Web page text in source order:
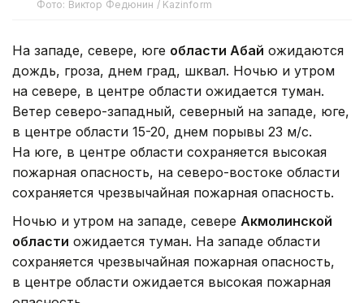
Фото: Виктор Федюнин / Kazinform
На западе, севере, юге области Абай ожидаются
дождь, гроза, днем град, шквал. Ночью и утром
на севере, в центре области ожидается туман.
Ветер северо-западный, северный на западе, юге,
в центре области 15-20, днем порывы 23 м/с.
На юге, в центре области сохраняется высокая
пожарная опасность, на северо-востоке области
сохраняется чрезвычайная пожарная опасность.
Ночью и утром на западе, севере Акмолинской
области ожидается туман. На западе области
сохраняется чрезвычайная пожарная опасность,
в центре области ожидается высокая пожарная